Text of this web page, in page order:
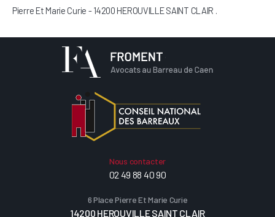
Pierre Et Marie Curie - 14200 HEROUVILLE SAINT CLAIR .
Nous contacter
02 49 88 40 90
6 Place Pierre Et Marie Curie
14200 HEROUVILLE SAINT CLAIR